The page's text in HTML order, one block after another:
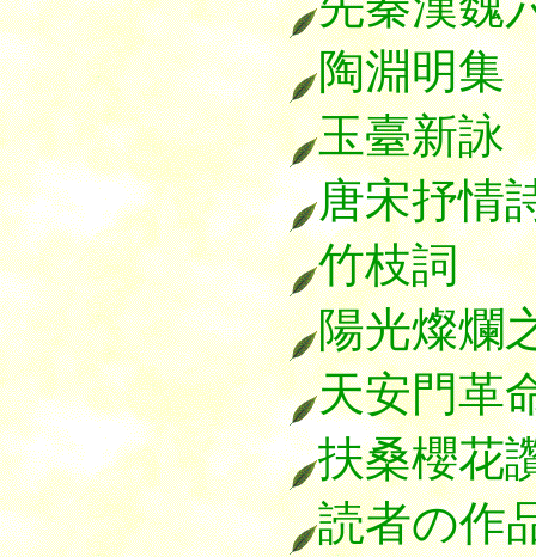
陶淵明集
玉臺新詠
唐宋抒情
竹枝詞
陽光燦爛
天安門革
扶桑櫻花
読者の作